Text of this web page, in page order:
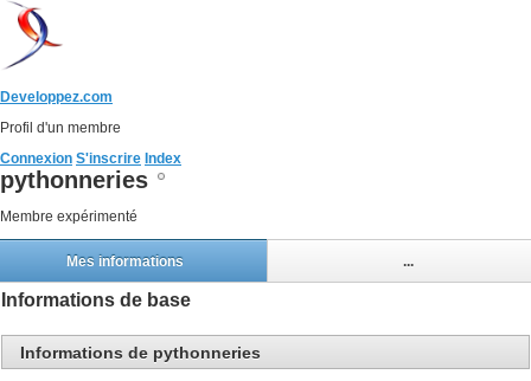
Developpez.com
Profil d'un membre
Connexion S'inscrire Index
pythonneries
Membre expérimenté
Mes informations ...
Informations de base
Informations de pythonneries